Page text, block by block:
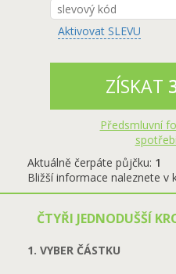
Aktivovat SLEVU
ZÍSKAT
Předsmluvní
Aktuálně čerpáte půjčku: 1
Bližší informace naleznete v
ČTYŘI JEDNODUŠŠÍ
1. VYBER ČÁSTKU